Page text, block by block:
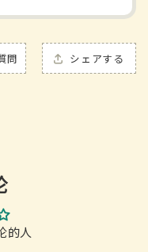
問 シェアする
的人